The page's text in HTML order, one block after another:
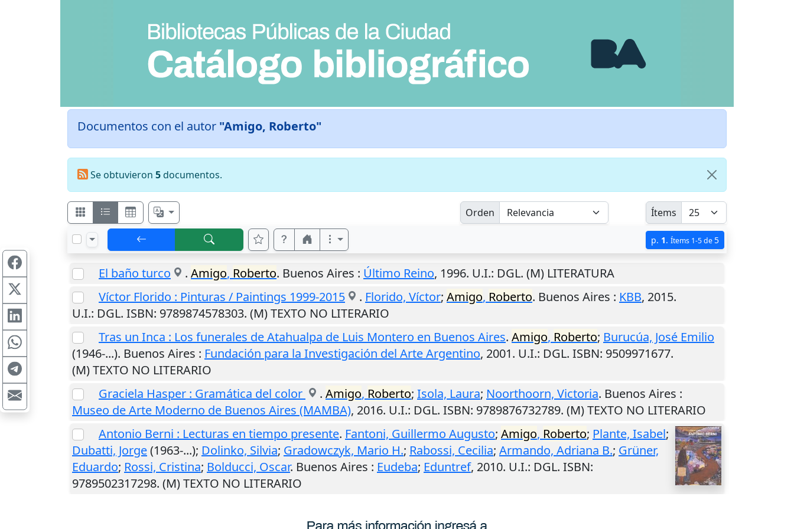
Documentos con el autor "Amigo, Roberto"
Se obtuvieron 5documentos.
Orden Ítems
p. 1. Ítems 1-5 de 5
El baño turco . Amigo, Roberto. Buenos Aires : Último Reino, 1996. U.I.: DGL. (M) LITERATURA
Víctor Florido : Pinturas / Paintings 1999-2015
. Florido, Víctor; Amigo, Roberto. Buenos Aires : KBB, 2015.
U.I.: DGL. ISBN: 9789874578303. (M) TEXTO NO LITERARIO
Tras un Inca : Los funerales de Atahualpa de Luis Montero en Buenos Aires. Amigo, Roberto; Burucúa, José Emilio
(1946-...). Buenos Aires : Fundación para la Investigación del Arte Argentino, 2001. U.I.: DGL. ISBN: 9509971677.
(M) TEXTO NO LITERARIO
Graciela Hasper : Gramática del color
. Amigo, Roberto; Isola, Laura; Noorthoorn, Victoria. Buenos Aires :
Museo de Arte Moderno de Buenos Aires (MAMBA), 2016. U.I.: DGL. ISBN: 9789876732789. (M) TEXTO NO LITERARIO
Antonio Berni : Lecturas en tiempo presente. Fantoni, Guillermo Augusto; Amigo, Roberto; Plante, Isabel;
Dubatti, Jorge(1963-...); Dolinko, Silvia; Gradowczyk, Mario H.; Rabossi, Cecilia; Armando, Adriana B.; Grüner,
Eduardo; Rossi, Cristina; Bolducci, Oscar. Buenos Aires : Eudeba; Eduntref, 2010. U.I.: DGL. ISBN:
9789502317298. (M) TEXTO NO LITERARIO